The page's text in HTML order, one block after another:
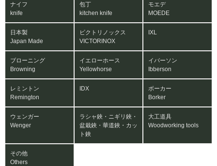
ナイフ
knife
包丁
kitchen knife
モエデ
MOEDE
日本製
Japan Made
ビクトリノックス
VICTORINOX
IXL
ブローニング
Browning
イエローホース
Yellowhorse
イバーソン
Ibberson
レミントン
Remington
IDX
ボーカー
Borker
ウェンガー
Wenger
ラシャ鋏・ニギリ鋏・
盆栽鋏・華道鋏・カッ
ト鋏
大工道具
Woodworking tools
その他
Others